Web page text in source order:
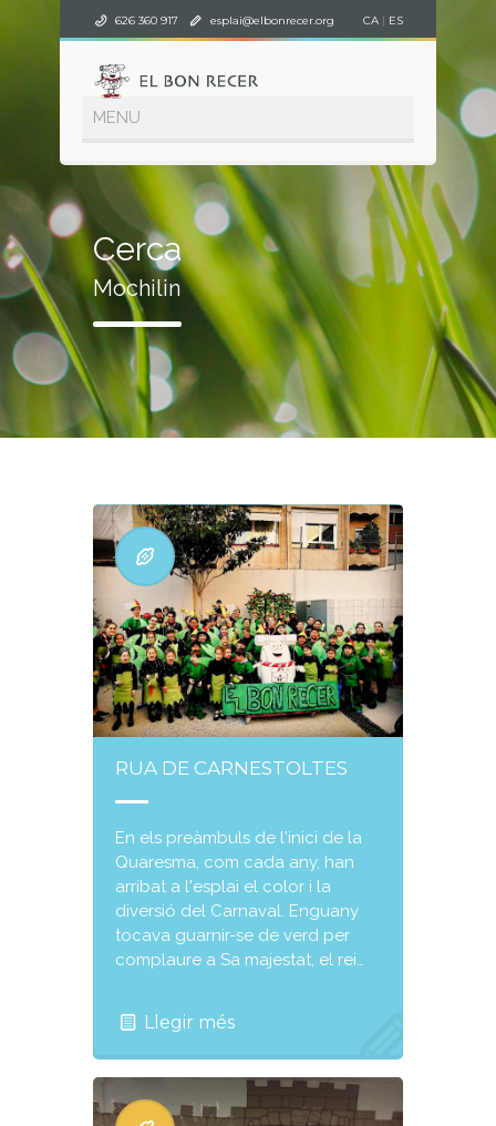
626 360 917 esplai@elbonrecer.org CA | ES
Cerca
Mochilin
RUA DE CARNESTOLTES
En els preàmbuls de l'inici de la
Quaresma, com cada any, han
arribat a l'esplai el color i la
diversió del Carnaval. Enguany
tocava guarnir-se de verd per
complaure a Sa majestat, el rei…
Llegir més